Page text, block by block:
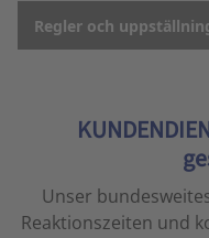
Regler och
Unser
Reaktionszeiten und